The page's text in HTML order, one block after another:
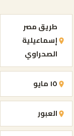
طريق مصر
إسماعيلية
الصحراوي
١٥ مايو
العبور